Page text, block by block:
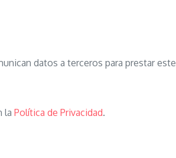
datos a terceros para prestar este
la Política de Privacidad.